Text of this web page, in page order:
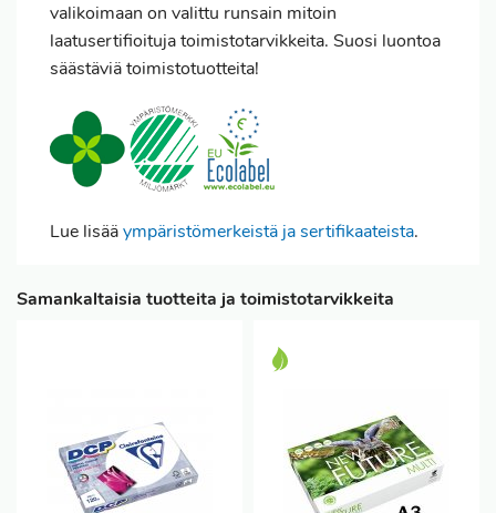
valikoimaan on valittu runsain mitoin
laatusertifioituja toimistotarvikkeita. Suosi luontoa
säästäviä toimistotuotteita!
Lue lisääympäristömerkeistä ja sertifikaateista.
Samankaltaisia tuotteita ja toimistotarvikkeita